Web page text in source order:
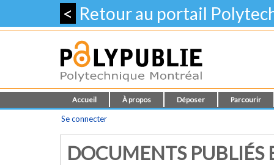
< Retour au portail
Accueil À propos Déposer Parcourir
Se connecter
DOCUMENTS PUBLIÉS